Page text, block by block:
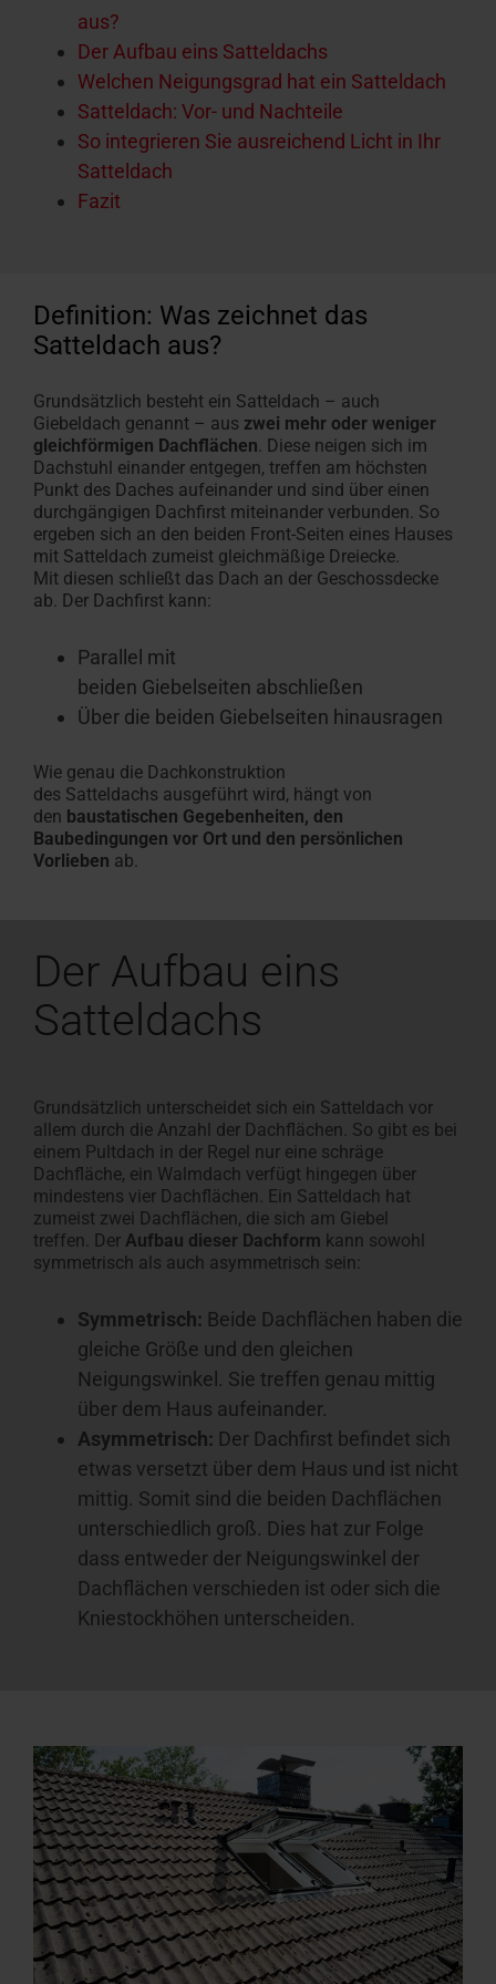
aus?
Der Aufbau eins Satteldachs
Welchen Neigungsgrad hat ein Satteldach
Satteldach: Vor- und Nachteile
So integrieren Sie ausreichend Licht in Ihr
Satteldach
Fazit
Definition: Was zeichnet das
Satteldach aus?
Grundsätzlich besteht ein Satteldach – auch
Giebeldach genannt – aus zwei mehr oder weniger
gleichförmigen Dachflächen. Diese neigen sich im
Dachstuhl einander entgegen, treffen am höchsten
Punkt des Daches aufeinander und sind über einen
durchgängigen Dachfirst miteinander verbunden. So
ergeben sich an den beiden Front-Seiten eines Hauses
mit Satteldach zumeist gleichmäßige Dreiecke.
Mit diesen schließt das Dach an der Geschossdecke
ab. Der Dachfirst kann:
Parallel mit
beiden Giebelseiten abschließen
Über die beiden Giebelseiten hinausragen
Wie genau die Dachkonstruktion
des Satteldachs ausgeführt wird, hängt von
den baustatischen Gegebenheiten, den
Baubedingungen vor Ort und den persönlichen
Vorlieben ab.
Der Aufbau eins
Satteldachs
Grundsätzlich unterscheidet sich ein Satteldach vor
allem durch die Anzahl der Dachflächen. So gibt es bei
einem Pultdach in der Regel nur eine schräge
Dachfläche, ein Walmdach verfügt hingegen über
mindestens vier Dachflächen. Ein Satteldach hat
zumeist zwei Dachflächen, die sich am Giebel
treffen. Der Aufbau dieser Dachform kann sowohl
symmetrisch als auch asymmetrisch sein:
Symmetrisch: Beide Dachflächen haben die
gleiche Größe und den gleichen
Neigungswinkel. Sie treffen genau mittig
über dem Haus aufeinander.
Asymmetrisch: Der Dachfirst befindet sich
etwas versetzt über dem Haus und ist nicht
mittig. Somit sind die beiden Dachflächen
unterschiedlich groß. Dies hat zur Folge
dass entweder der Neigungswinkel der
Dachflächen verschieden ist oder sich die
Kniestockhöhen unterscheiden.